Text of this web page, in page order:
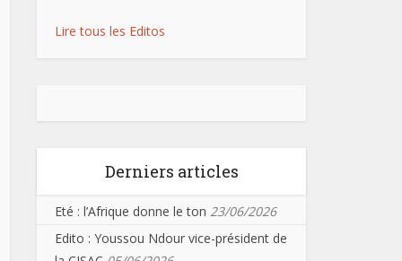
Lire tous les Editos
Derniers articles
Eté : l’Afrique donne le ton 23/06/2026
Edito : Youssou Ndour vice-président de